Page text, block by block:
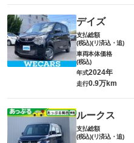
デイズ
支払総額
(税込)(リ済込・追)
車両本体価格
(税込)
年式2024年
走行0.9万km
ルークス
支払総額
(税込)(リ済込・追)